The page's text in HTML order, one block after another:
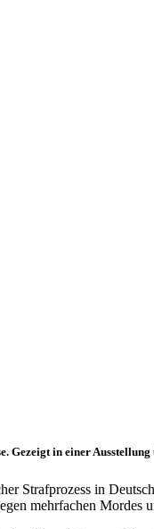
Gezeigt in einer
Strafprozess in
mehrfachen Mordes